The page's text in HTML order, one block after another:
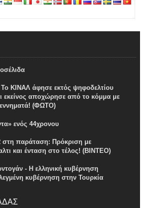
Το ΚΙΝΑΛ άφησε εκτός ψηφοδελτίου
εκείνος αποχώρησε από το κόμμα με
(ΦΩΤΟ)
ενός 44χρονου
στη παράταση: Πρόκριση με
και ένταση στο τέλος! (ΒΙΝΤΕΟ)
- Η ελληνική κυβέρνηση
κυβέρνηση στην Τουρκία